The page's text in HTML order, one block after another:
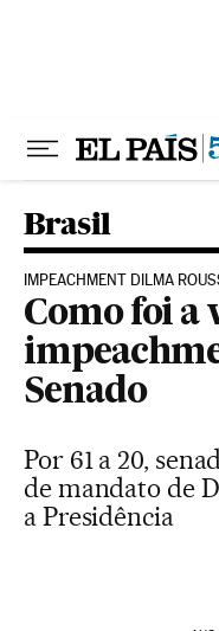
Brasil
IMPEACHMENT DILMA
Como foi a
Senado
Por 61 a 20,
de mandato de
a Presidência